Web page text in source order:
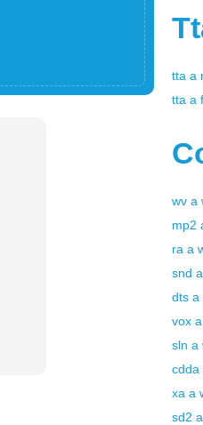
tta a
tta a
wv a
mp2
ra a
snd a
dts a
vox a
sln a
cdda
xa a
sd2 a